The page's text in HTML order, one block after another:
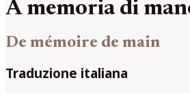
A memoria di
De mémoire de main
Traduzione italiana